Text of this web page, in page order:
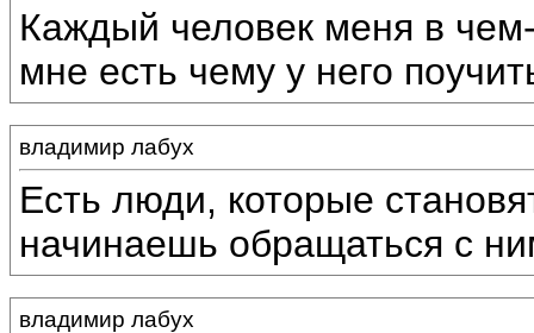
Каждый человек меня в
мне есть чему у него
владимир лабух
Есть люди, которые
начинаешь обращаться с
владимир лабух